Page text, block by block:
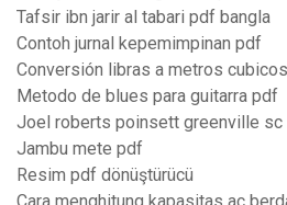
Tafsir ibn jarir al tabari pdf bangla
Contoh jurnal kepemimpinan pdf
Conversión libras a metros
Metodo de blues para guitarra pdf
Joel roberts poinsett greenville sc
Jambu mete pdf
Resim pdf dönüştürücü